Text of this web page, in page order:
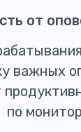
от
важных
по